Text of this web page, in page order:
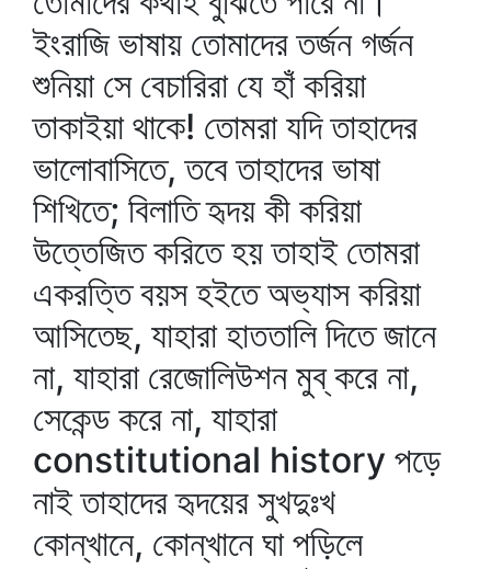
ইংরাজি ভাষায় তোমাদের তর্জন গর্জন
শুনিয়া সে বেচারিরা যে হাঁ করিয়া
তাকাইয়া থাকে! তোমরা যদি তাহাদের
ভালোবাসিতে, তবে তাহাদের ভাষা
শিখিতে; বিলাতি হৃদয় কী করিয়া
উত্তেজিত করিতে হয় তাহাই তোমরা
একরত্তি বয়স হইতে অভ্যাস করিয়া
আসিতেছ, যাহারা হাততালি দিতে জানে
না, যাহারা রেজোলিউশন মুব্‌ করে না,
সেকেন্ড করে না, যাহারা
constitutional history পড়ে
নাই তাহাদের হৃদয়ের সুখদুঃখ
কোন্‌খানে, কোন্‌খানে ঘা পড়িলে